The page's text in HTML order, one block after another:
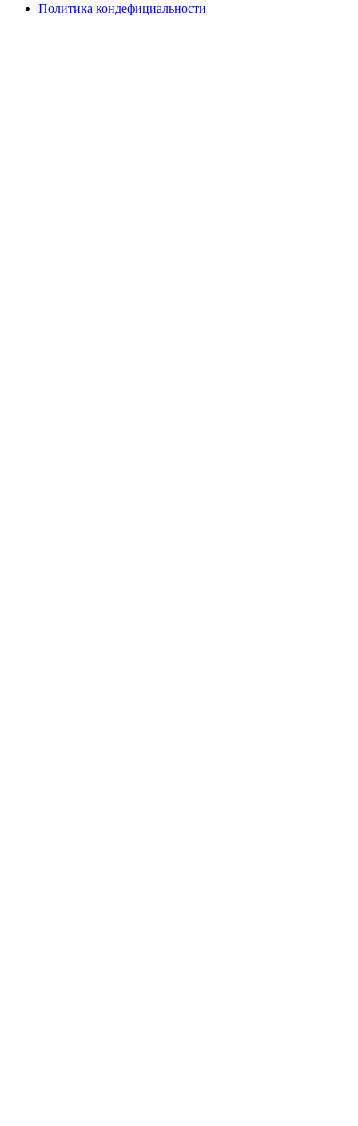
Политика кондефициальности